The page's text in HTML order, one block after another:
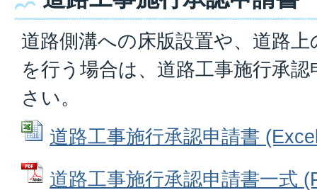
道路側溝への床版設置や、道路
を行う場合は、道路工事施行承
さい。
道路工事施行承認申請書
道路工事施行承認申請書一式